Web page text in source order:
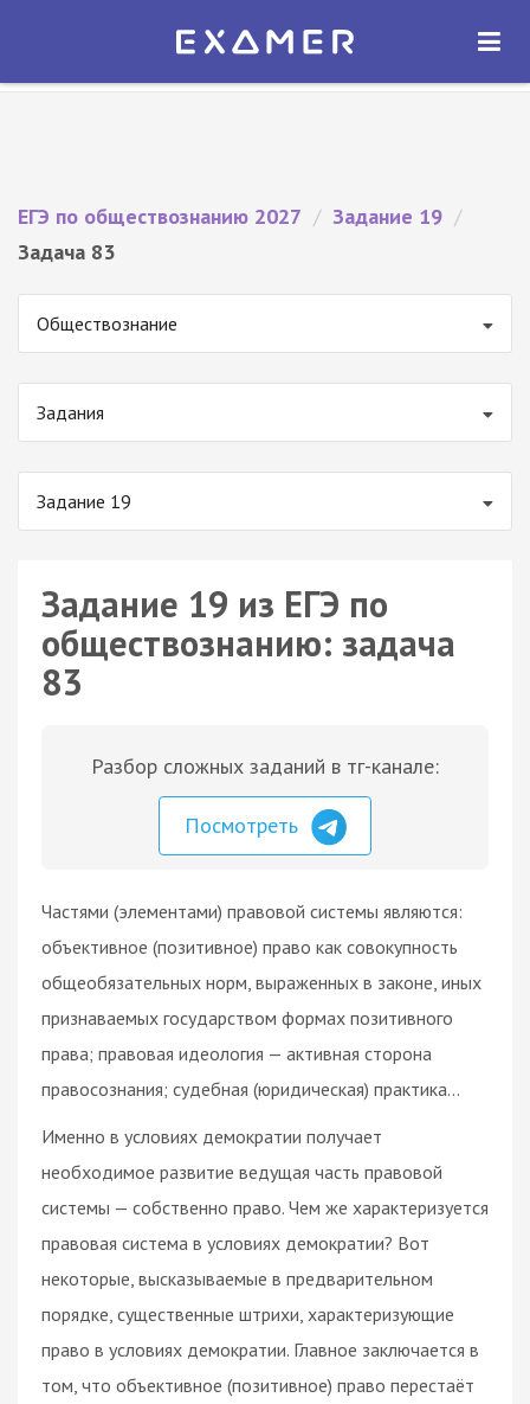
Экзамер — ЕГЭ 2027
ОТКРЫТЬ
ЕГЭ по обществознанию 2027 / Задание 19 /
Задача 83
Обществознание
Задания
Задание 19
Задание 19 из ЕГЭ по
обществознанию: задача
83
Разбор сложных заданий в тг-канале:
Посмотреть
Частями (элементами) правовой системы являются:
объективное (позитивное) право как совокупность
общеобязательных норм, выраженных в законе, иных
признаваемых государством формах позитивного
права; правовая идеология — активная сторона
правосознания; судебная (юридическая) практика…
Именно в условиях демократии получает
необходимое развитие ведущая часть правовой
системы — собственно право. Чем же характеризуется
правовая система в условиях демократии? Вот
некоторые, высказываемые в предварительном
порядке, существенные штрихи, характеризующие
право в условиях демократии. Главное заключается в
том, что объективное (позитивное) право перестаёт